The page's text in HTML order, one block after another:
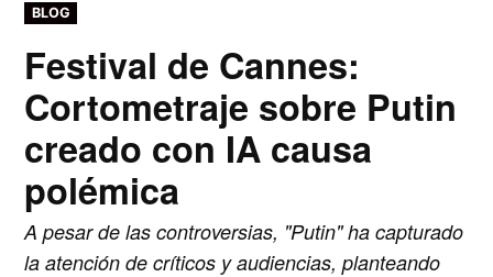
POSTED
IN
BLOG
Festival de Cannes:
Cortometraje sobre Putin
creado con IA causa
polémica
A pesar de las controversias, "Putin" ha capturado
la atención de críticos y audiencias, planteando